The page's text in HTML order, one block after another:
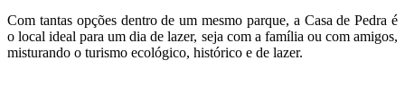
Com tantas opções dentro de um mesmo parque, a Casa de Pedra é
o local ideal para um dia de lazer, seja com a família ou com amigos,
misturando o turismo ecológico, histórico e de lazer.